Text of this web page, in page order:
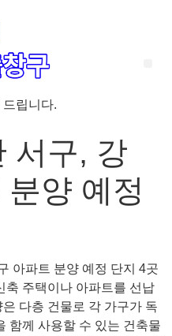
립니다.
서구, 강
양 예정
아파트 분양 예정 단지 4곳
축 주택이나 아파트를 선납
다층 건물로 각 가구가 독
함께 사용할 수 있는 건축물